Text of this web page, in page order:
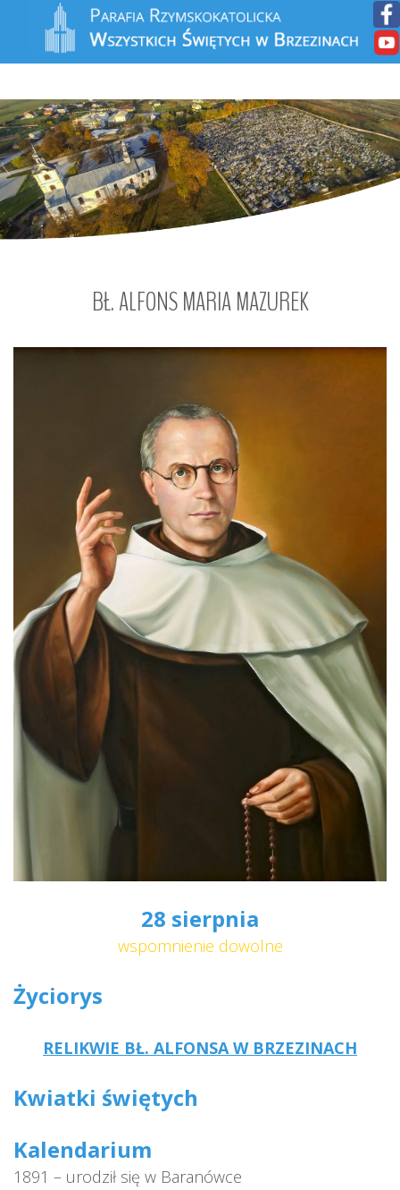
BŁ.ALFONSMARIAMAZUREK
28 sierpnia
wspomnienie dowolne
Życiorys
RELIKWIE BŁ. ALFONSA W BRZEZINACH
Kwiatki świętych
Kalendarium
1891 – urodził się w Baranówce